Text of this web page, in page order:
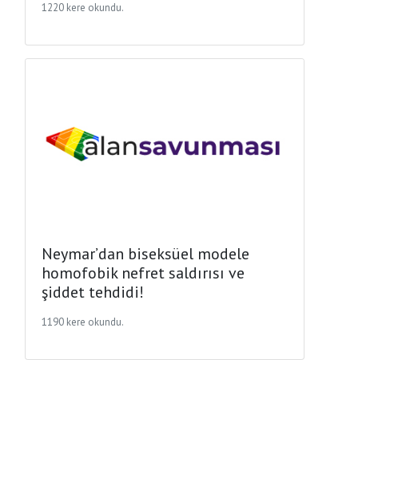
1220 kere okundu.
Neymar’dan biseksüel modele
homofobik nefret saldırısı ve
şiddet tehdidi!
1190 kere okundu.